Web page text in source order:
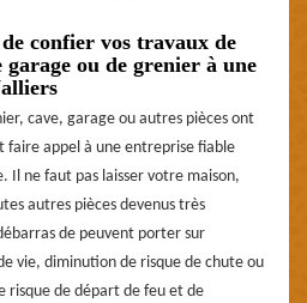
confier vos travaux de
garage ou de grenier à une
cave, garage ou autres pièces ont
faire appel à une entreprise fiable
Il ne faut pas laisser votre maison,
autres pièces devenus très
de peuvent porter sur
vie, diminution de risque de chute ou
risque de départ de feu et de